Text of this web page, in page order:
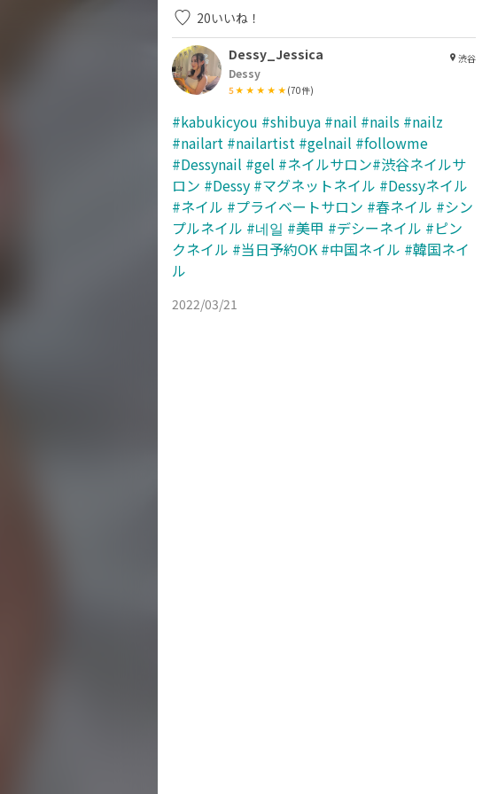
20いいね！
Dessy_Jessica
Dessy
5 (70件)
渋谷
#kabukicyou #shibuya #nail #nails #nailz
#nailart #nailartist #gelnail #followme
#Dessynail #gel #ネイルサロン#渋谷ネイルサ
ロン #Dessy #マグネットネイル #Dessyネイル
#ネイル #プライベートサロン #春ネイル #シン
プルネイル #네일 #美甲 #デシーネイル #ピン
クネイル #当日予約OK #中国ネイル #韓国ネイ
ル
2022/03/21